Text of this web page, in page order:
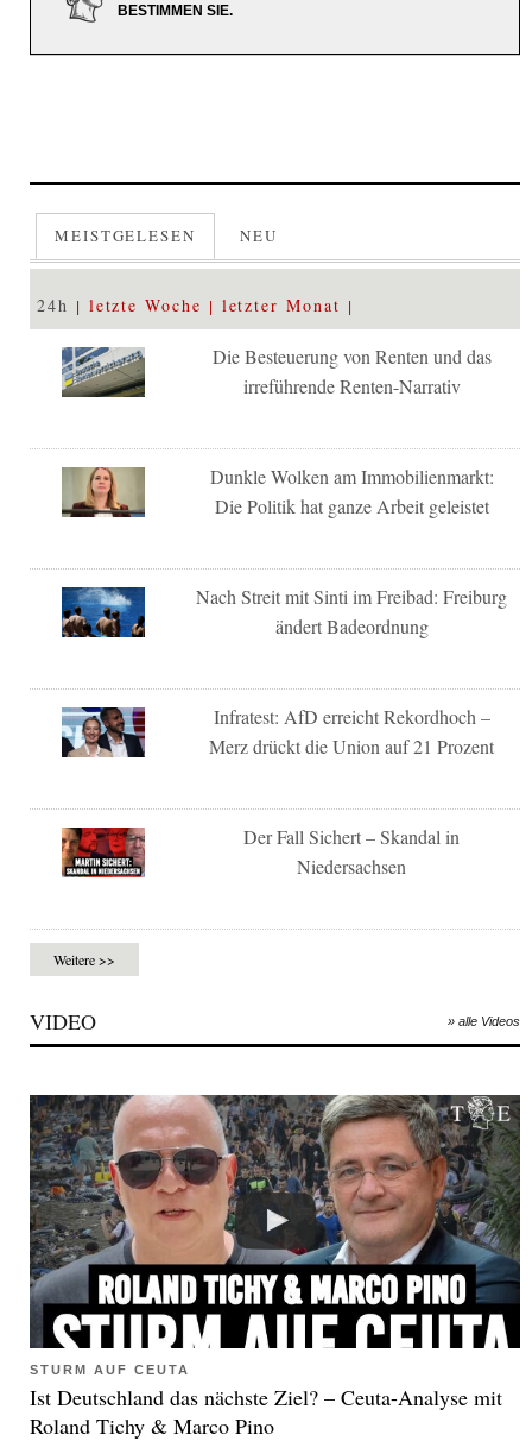
BESTIMMEN SIE.
MEISTGELESEN NEU
24h letzte Woche letzter Monat
Die Besteuerung von Renten und das
irreführende Renten-Narrativ
Dunkle Wolken am Immobilienmarkt:
Die Politik hat ganze Arbeit geleistet
Nach Streit mit Sinti im Freibad: Freiburg
ändert Badeordnung
Infratest: AfD erreicht Rekordhoch –
Merz drückt die Union auf 21 Prozent
Der Fall Sichert – Skandal in
Niedersachsen
Weitere >>
VIDEO » alle Videos
STURM AUF CEUTA
Ist Deutschland das nächste Ziel? – Ceuta-Analyse mit
Roland Tichy & Marco Pino